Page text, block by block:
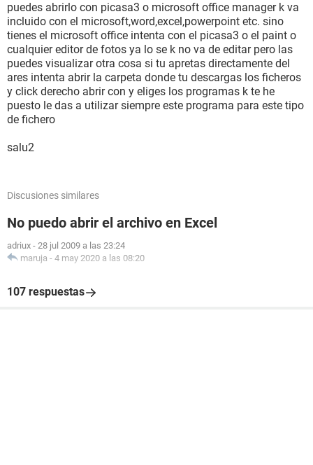
puedes abrirlo con picasa3 o microsoft office manager k va
incluido con el microsoft,word,excel,powerpoint etc. sino
tienes el microsoft office intenta con el picasa3 o el paint o
cualquier editor de fotos ya lo se k no va de editar pero las
puedes visualizar otra cosa si tu apretas directamente del
ares intenta abrir la carpeta donde tu descargas los ficheros
y click derecho abrir con y eliges los programas k te he
puesto le das a utilizar siempre este programa para este tipo
de fichero
salu2
Discusiones similares
No puedo abrir el archivo en Excel
adriux - 28 jul 2009 a las 23:24
maruja - 4 may 2020 a las 08:20
107 respuestas